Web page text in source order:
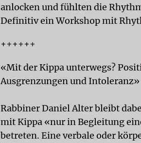
anlocken und fühlten die
Definitiv ein Workshop mit
++++++
«Mit der Kippa unterwegs?
Ausgrenzungen und Intoleranz»
Rabbiner Daniel Alter bleibt
mit Kippa «nur in Begleitung
betreten. Eine verbale oder